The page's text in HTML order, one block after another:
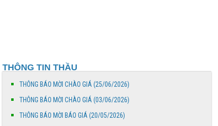
THÔNG TIN THẦU
THÔNG BÁO MỜI CHÀO GIÁ (25/06/2026)
THÔNG BÁO MỜI CHÀO GIÁ (03/06/2026)
THÔNG BÁO MỜI BÁO GIÁ (20/05/2026)
Báo cáo đánh giá chất lượng Bệnh viện Nguyễn Đình
Chiểu tháng 5 năm 2026
THÔNG BÁO MỜI CHÀO GIÁ